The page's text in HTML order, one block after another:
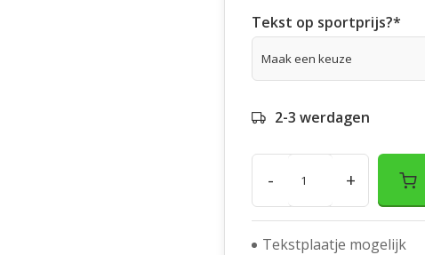
Tekst op sportprijs?*
2-3 werdagen
- +
Tekstplaatje mogelijk